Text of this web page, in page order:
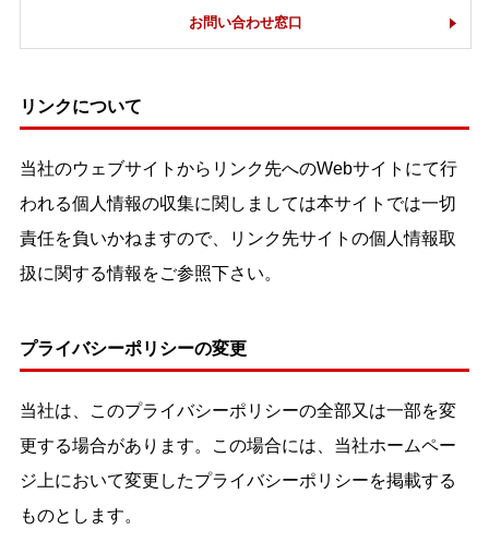
お問い合わせ窓口
リンクについて
当社のウェブサイトからリンク先へのWebサイトにて行
われる個人情報の収集に関しましては本サイトでは一切
責任を負いかねますので、リンク先サイトの個人情報取
扱に関する情報をご参照下さい。
プライバシーポリシーの変更
当社は、このプライバシーポリシーの全部又は一部を変
更する場合があります。この場合には、当社ホームペー
ジ上において変更したプライバシーポリシーを掲載する
ものとします。